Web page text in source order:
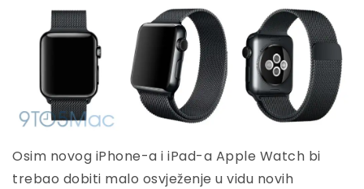
Osim novog iPhone-a i iPad-a Apple Watch bi
trebao dobiti malo osvježenje u vidu novih